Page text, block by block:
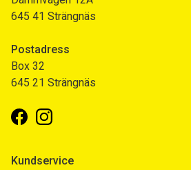
645 41 Strängnäs
Postadress
Box 32
645 21 Strängnäs
FacebookInstagram
Kundservice